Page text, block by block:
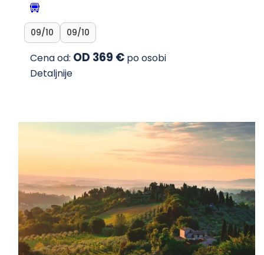
09/10 09/10
Cena od: OD 369 € po osobi
Detaljnije